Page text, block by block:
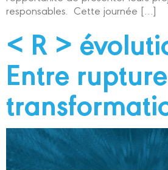
responsables. Cette journée […]
< R >
Entre